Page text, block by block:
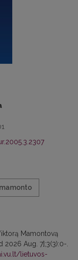
Mamontovą
2026 Aug. 7];3(3):0-.
lietuvos-